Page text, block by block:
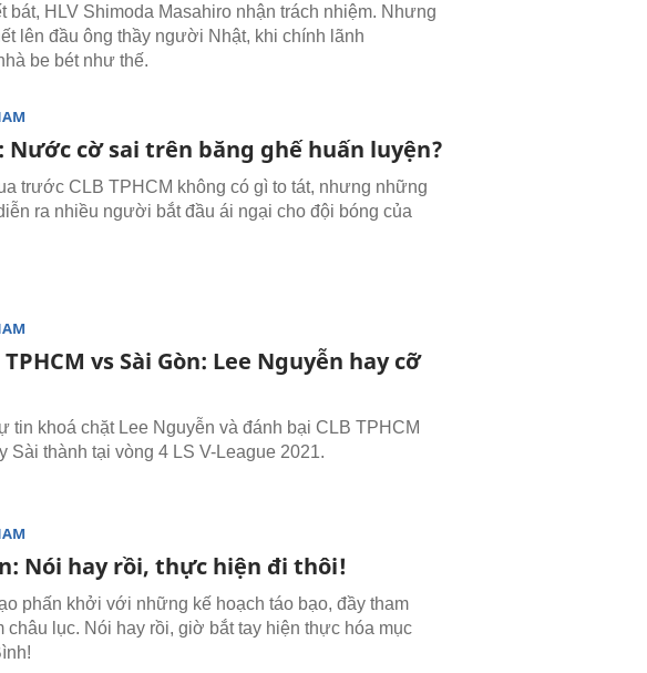
bát, HLV Shimoda Masahiro nhận trách nhiệm. Nhưng
lên đầu ông thầy người Nhật, khi chính lãnh
be bét như thế.
Nước cờ sai trên băng ghế huấn luyện?
trước CLB TPHCM không có gì to tát, nhưng những
ra nhiều người bắt đầu ái ngại cho đội bóng của
vs Sài Gòn: Lee Nguyễn hay cỡ
tin khoá chặt Lee Nguyễn và đánh bại CLB TPHCM
Sài thành tại vòng 4 LS V-League 2021.
Nói hay rồi, thực hiện đi thôi!
phấn khởi với những kế hoạch táo bạo, đầy tham
châu lục. Nói hay rồi, giờ bắt tay hiện thực hóa mục